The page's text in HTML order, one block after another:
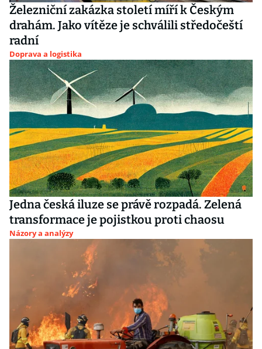
Železniční zakázka století míří k Českým
drahám. Jako vítěze je schválili středočeští
radní
Doprava a logistika
Jedna česká iluze se právě rozpadá. Zelená
transformace je pojistkou proti chaosu
Názory a analýzy